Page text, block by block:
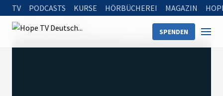
TV PODCASTS KURSE HÖRBÜCHEREI MAGAZIN
SPENDEN
Startseite
Auf den Spuren großer Komponisten
Edvard Grieg